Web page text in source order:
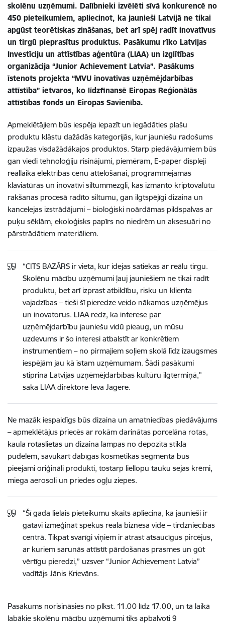
skolēnu uzņēmumi. Dalībnieki izvēlēti sīvā konkurencē no
450 pieteikumiem, apliecinot, ka jaunieši Latvijā ne tikai
apgūst teorētiskas zināšanas, bet arī spēj radīt inovatīvus
un tirgū pieprasītus produktus. Pasākumu rīko Latvijas
Investīciju un attīstības aģentūra (LIAA) un izglītības
organizācija “Junior Achievement Latvia”. Pasākums
īstenots projekta “MVU inovatīvas uzņēmējdarbības
attīstība” ietvaros, ko līdzfinansē Eiropas Reģionālās
attīstības fonds un Eiropas Savienība.
Apmeklētājiem būs iespēja iepazīt un iegādāties plašu
produktu klāstu dažādās kategorijās, kur jauniešu radošums
izpaužas visdažādākajos produktos. Starp piedāvājumiem būs
gan viedi tehnoloģiju risinājumi, piemēram, E-paper displeji
reāllaika elektrības cenu attēlošanai, programmējamas
klaviatūras un inovatīvi siltummezgli, kas izmanto kriptovalūtu
rakšanas procesā radīto siltumu, gan ilgtspējīgi dizaina un
kancelejas izstrādājumi – bioloģiski noārdāmas pildspalvas ar
puķu sēklām, ekoloģisks papīrs no niedrēm un aksesuāri no
pārstrādātiem materiāliem.
“CITS BAZĀRS ir vieta, kur idejas satiekas ar reālu tirgu.
Skolēnu mācību uzņēmumi ļauj jauniešiem ne tikai radīt
produktu, bet arī izprast atbildību, risku un klienta
vajadzības – tieši šī pieredze veido nākamos uzņēmējus
un inovatorus. LIAA redz, ka interese par
uzņēmējdarbību jauniešu vidū pieaug, un mūsu
uzdevums ir šo interesi atbalstīt ar konkrētiem
instrumentiem – no pirmajiem soļiem skolā līdz izaugsmes
iespējām jau kā īstam uzņēmumam. Šādi pasākumi
stiprina Latvijas uzņēmējdarbības kultūru ilgtermiņā,”
saka LIAA direktore Ieva Jāgere.
Ne mazāk iespaidīgs būs dizaina un amatniecības piedāvājums
– apmeklētājus priecēs ar rokām darinātas porcelāna rotas,
kaula rotaslietas un dizaina lampas no depozīta stikla
pudelēm, savukārt dabīgās kosmētikas segmentā būs
pieejami oriģināli produkti, tostarp liellopu tauku sejas krēmi,
miega aerosoli un priedes ogļu ziepes.
“Šī gada lielais pieteikumu skaits apliecina, ka jaunieši ir
gatavi izmēģināt spēkus reālā biznesa vidē – tirdzniecības
centrā. Tikpat svarīgi viņiem ir atrast atsaucīgus pircējus,
ar kuriem sarunās attīstīt pārdošanas prasmes un gūt
vērtīgu pieredzi,” uzsver “Junior Achievement Latvia”
vadītājs Jānis Krievāns.
Pasākums norisināsies no plkst. 11.00 līdz 17.00, un tā laikā
labākie skolēnu mācību uzņēmumi tiks apbalvoti 9